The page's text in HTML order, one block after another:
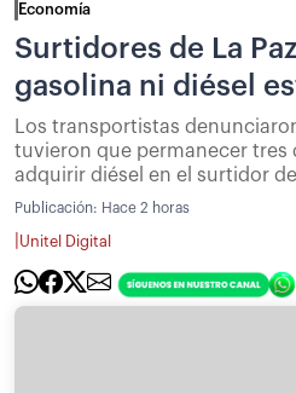
Economía
Surtidores de La
gasolina ni diésel
Los transportistas
tuvieron que permanecer tres
adquirir diésel en el surtidor
Publicación: Hace 2 horas
Unitel Digital